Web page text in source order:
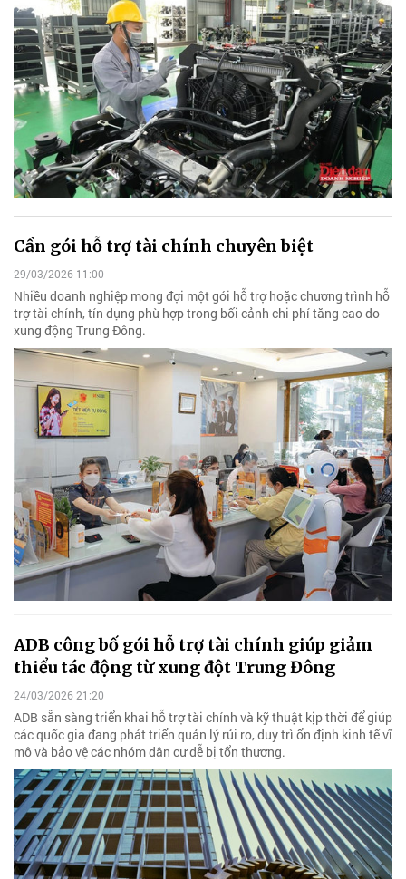
Cần gói hỗ trợ tài chính chuyên biệt
29/03/2026 11:00
Nhiều doanh nghiệp mong đợi một gói hỗ trợ hoặc chương trình hỗ
trợ tài chính, tín dụng phù hợp trong bối cảnh chi phí tăng cao do
xung động Trung Đông.
ADB công bố gói hỗ trợ tài chính giúp giảm
thiểu tác động từ xung đột Trung Đông
24/03/2026 21:20
ADB sẵn sàng triển khai hỗ trợ tài chính và kỹ thuật kịp thời để giúp
các quốc gia đang phát triển quản lý rủi ro, duy trì ổn định kinh tế vĩ
mô và bảo vệ các nhóm dân cư dễ bị tổn thương.